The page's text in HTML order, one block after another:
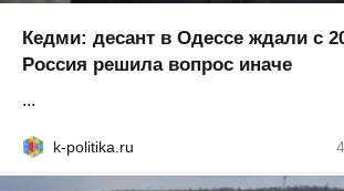
Кедми: десант в Одессе ждали с
Россия решила вопрос иначе
...
k-politika.ru